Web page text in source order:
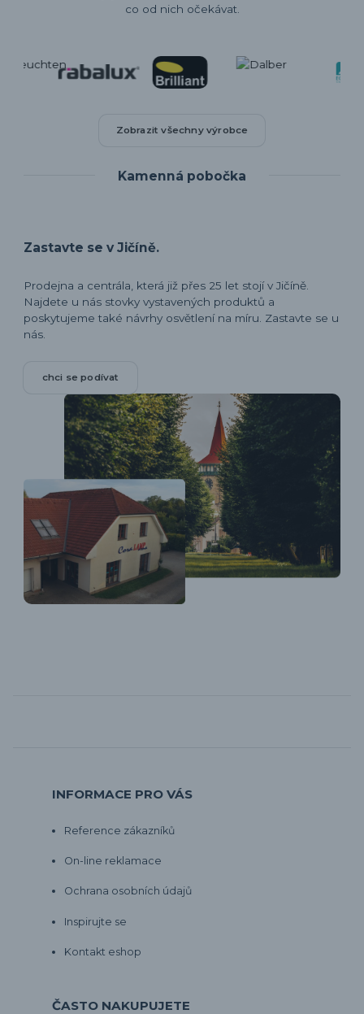
co od nich očekávat.
Zobrazit všechny výrobce
Kamenná pobočka
Zastavte se v Jičíně.
Prodejna a centrála, která již přes 25 let stojí v Jičíně.
Najdete u nás stovky vystavených produktů a
poskytujeme také návrhy osvětlení na míru. Zastavte se u
nás.
chci se podívat
INFORMACE PRO VÁS
Reference zákazníků
On-line reklamace
Ochrana osobních údajů
Inspirujte se
Kontakt eshop
ČASTO NAKUPUJETE